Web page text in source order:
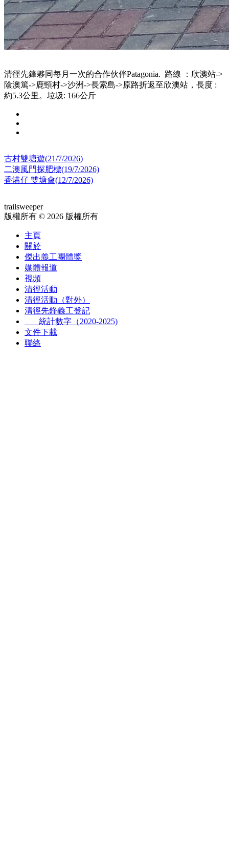
清徑先鋒夥同每月一次的合作伙伴Patagonia. 路線 ：欣澳站->
陰澳篤->鹿頸村->沙洲->長索島->原路折返至欣澳站，長度 :
約5.3公里。垃圾: 166公斤
古村雙塘遊(21/7/2026)
二澳風門探肥標(19/7/2026)
香港仔 雙塘會(12/7/2026)
trailsweeper
版權所有 © 2026 版權所有
主頁
關於
傑出義工團體獎
媒體報道
視頻
清徑活動
清徑活動（對外）
清徑先鋒義工登記
統計數字（2020-2025)
文件下載
聯絡